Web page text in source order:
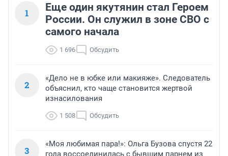
1
Еще один якутянин стал Героем
России. Он служил в зоне СВО с
самого начала
1 696 Обсудить
2
«Дело не в юбке или макияже». Следователь
объяснил, кто чаще становится жертвой
изнасилования
1 508 Обсудить
3
«Моя любимая пара!»: Ольга Бузова спустя 22
года воссоединилась с бывшим парнем из